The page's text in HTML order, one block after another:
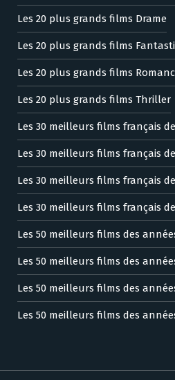
Les 20 plus grands films Drame
Les 20 plus grands films
Les 20 plus grands films
Les 20 plus grands films Thriller
Les 30 meilleurs films français
Les 30 meilleurs films français
Les 30 meilleurs films français
Les 30 meilleurs films français
Les 50 meilleurs films des
Les 50 meilleurs films des
Les 50 meilleurs films des
Les 50 meilleurs films des